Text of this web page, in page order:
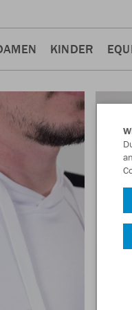
KINDER